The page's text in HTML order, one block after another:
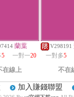
蘭葉
5 一對一20
在線上
V298191
一對多5
不在
加入賺錢聯盟